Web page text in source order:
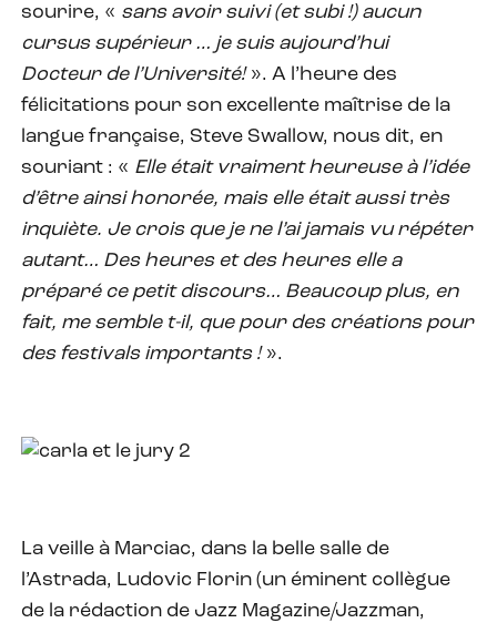
sourire, « sans avoir suivi (et subi !) aucun
cursus supérieur … je suis aujourd’hui
Docteur de l’Université! ». A l’heure des
félicitations pour son excellente maîtrise de la
langue française, Steve Swallow, nous dit, en
souriant : « Elle était vraiment heureuse à l’idée
d’être ainsi honorée, mais elle était aussi très
inquiète. Je crois que je ne l’ai jamais vu répéter
autant… Des heures et des heures elle a
préparé ce petit discours… Beaucoup plus, en
fait, me semble t-il, que pour des créations pour
des festivals importants ! ».
La veille à Marciac, dans la belle salle de
l’Astrada, Ludovic Florin (un éminent collègue
de la rédaction de Jazz Magazine/Jazzman,